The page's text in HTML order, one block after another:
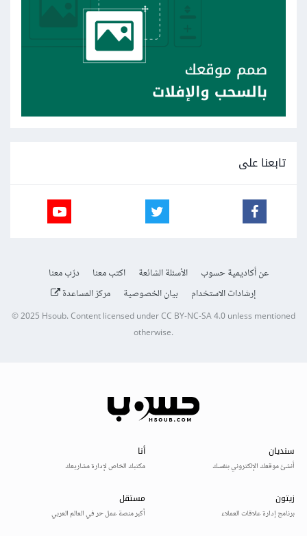
تابعنا على
عن أكاديمية حسوب الأسئلة الشائعة اكتب معنا
درّب معنا
إرشادات الاستخدام
بيان الخصوصية مركز المساعدة
© 2025Hsoub.Content licensed underCC BY-NC-SA 4.0unless mentioned
otherwise.